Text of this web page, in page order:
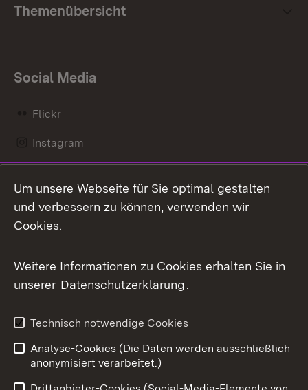
Themenübersicht
Social Media
Flickr
Instagram
Mastodon
Messenger
Social Wall
X / Twitter
Youtube
Um unsere Webseite für Sie optimal gestalten
und verbessern zu können, verwenden wir
Cookies.
Weitere Informationen zu Cookies erhalten Sie in
unserer Datenschutzerklärung.
Technisch notwendige Cookies
Analyse-Cookies (Die Daten werden ausschließlich
anonymisiert verarbeitet.)